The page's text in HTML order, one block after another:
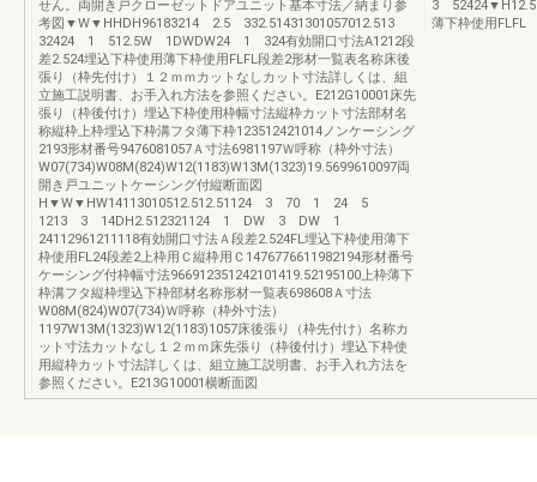
せん。両開き戸クローゼットドアユニット基本寸法／納まり参
考図▼W▼HHDH96183214 2.5 332.51431301057012.513
32424 1 512.5W 1DWDW24 1 324有効開口寸法A1212段
差2.524埋込下枠使用薄下枠使用FLFL段差2形材一覧表名称床後
張り（枠先付け）１２ｍｍカットなしカット寸法詳しくは、組
立施工説明書、お手入れ方法を参照ください。E212G10001床先
張り（枠後付け）埋込下枠使用枠幅寸法縦枠カット寸法部材名
称縦枠上枠埋込下枠溝フタ薄下枠123512421014ノンケーシング
2193形材番号9476081057Ａ寸法6981197Ｗ呼称（枠外寸法）
W07(734)W08M(824)W12(1183)W13M(1323)19.5699610097両
開き戸ユニットケーシング付縦断面図
H▼W▼HW14113010512.512.51124 3 70 1 24 5
1213 3 14DH2.512321124 1 DW 3 DW 1
24112961211118有効開口寸法Ａ段差2.524FL埋込下枠使用薄下
枠使用FL24段差2上枠用Ｃ縦枠用Ｃ1476776611982194形材番号
ケーシング付枠幅寸法966912351242101419.52195100上枠薄下
枠溝フタ縦枠埋込下枠部材名称形材一覧表698608Ａ寸法
W08M(824)W07(734)Ｗ呼称（枠外寸法）
1197W13M(1323)W12(1183)1057床後張り（枠先付け）名称カ
ット寸法カットなし１２ｍｍ床先張り（枠後付け）埋込下枠使
用縦枠カット寸法詳しくは、組立施工説明書、お手入れ方法を
参照ください。E213G10001横断面図
3
薄下枠使用